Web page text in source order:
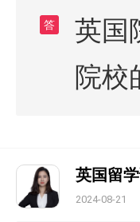
答
英国
院校
英国留
2024-08-21